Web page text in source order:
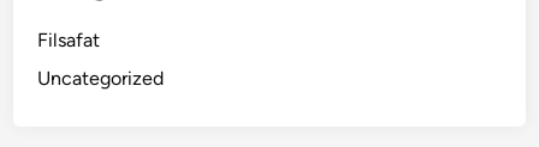
Filsafat
Uncategorized